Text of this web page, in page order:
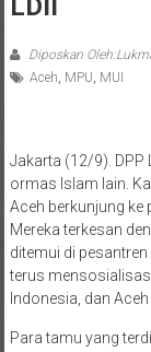
Aceh,MPU,MUI
ormas Islam lain.
Aceh berkunjung ke
Mereka terkesan
ditemui di pesantren
terus
Indonesia, dan
DPW Aceh, Tengku